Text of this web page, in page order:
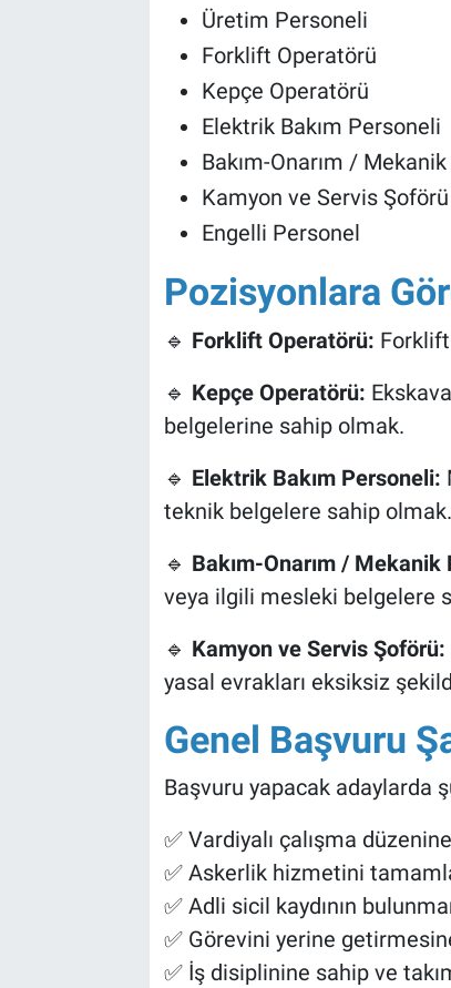
Üretim Personeli
Forklift Operatörü
Kepçe Operatörü
Elektrik Bakım Personeli
Bakım-Onarım /
Kamyon ve Servis Şoförü
Engelli Personel
Pozisyonlara
🔹 Forklift Operatörü:
🔹 Kepçe Operatörü:
belgelerine sahip olmak.
🔹 Elektrik Bakım Personeli:
teknik belgelere sahip olmak.
🔹 Bakım-Onarım / Mekanik
veya ilgili mesleki belgelere
🔹 Kamyon ve Servis Şoförü:
yasal evrakları eksiksiz
Genel Başvuru
Başvuru yapacak adaylarda
✅ Vardiyalı çalışma
✅ Askerlik hizmetini
✅ Adli sicil kaydının
✅ Görevini yerine
✅ İş disiplinine sahip ve